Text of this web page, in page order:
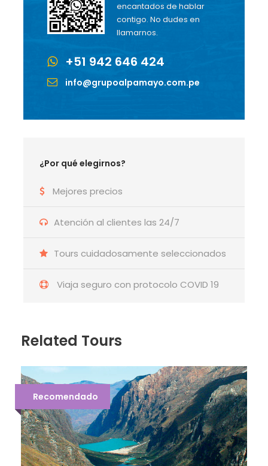
encantados de hablar
contigo. No dudes en
llamarnos.
+51 942 646 424
info@grupoalpamayo.com.pe
¿Por qué elegirnos?
Mejores precios
Atención al clientes las 24/7
Tours cuidadosamente seleccionados
Viaja seguro con protocolo COVID 19
Related Tours
Recomendado